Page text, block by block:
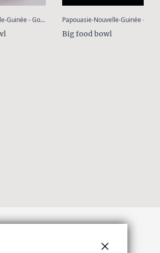
Papouasie-Nouvelle-Guinée - Golfe de Huon, province de Morobe, îles Tami
Big food bowl